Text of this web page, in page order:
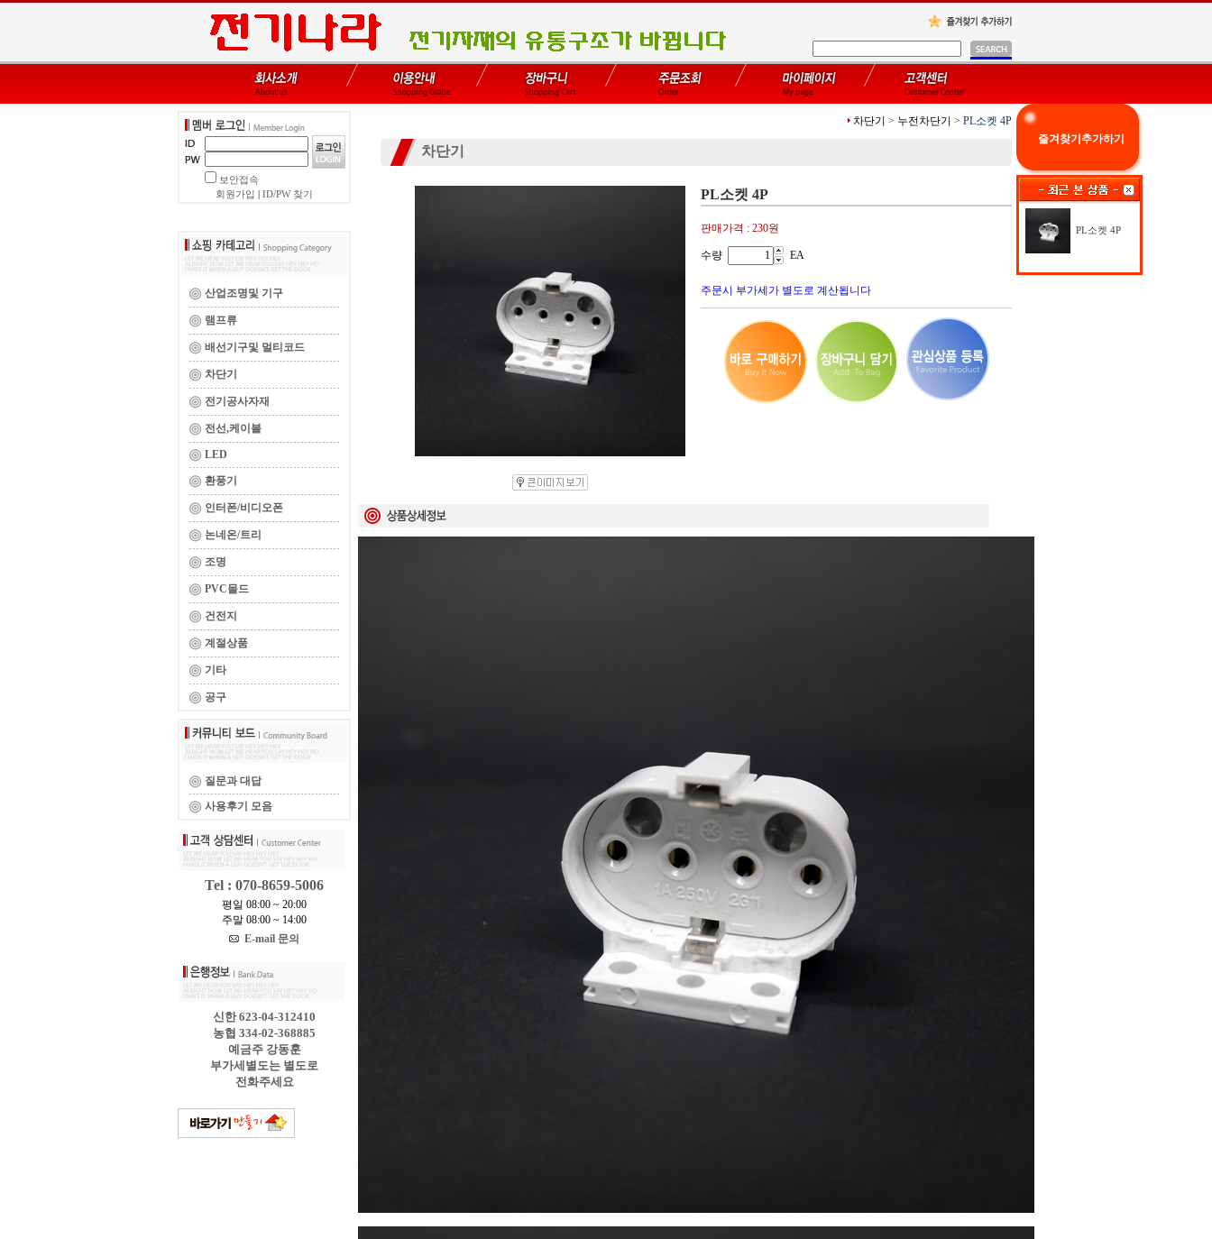
보안접속
회원가입
ID/PW 찾기
산업조명및 기구
램프류
배선기구및 멀티코드
차단기
전기공사자재
전선,케이블
LED
환풍기
인터폰/비디오폰
논네온/트리
조명
PVC몰드
건전지
계절상품
기타
공구
질문과 대답
사용후기 모음
Tel : 070-8659-5006
평일 08:00 ~ 20:00
주말 08:00 ~ 14:00
E-mail 문의
신한 623-04-312410
농협 334-02-368885
예금주 강동훈
부가세별도는 별도로
전화주세요
차단기 > 누전차단기 > PL소켓 4P
차단기
PL소켓 4P
판매가격 : 230원
수량 EA
주문시 부가세가 별도로 계산됩니다
즐겨찾기추가하기
PL소켓 4P